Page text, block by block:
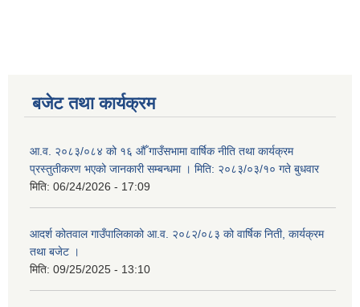
बजेट तथा कार्यक्रम
आ.व. २०८३/०८४ को १६ औँ गाउँसभामा वार्षिक नीति तथा कार्यक्रम
प्रस्तुतीकरण भएको जानकारी सम्बन्धमा । मिति: २०८३/०३/१० गते बुधवार
मिति: 06/24/2026 - 17:09
आदर्श कोतवाल गाउँपालिकाको आ.व. २०८२/०८३ को वार्षिक निती, कार्यक्रम
तथा बजेट ।
मिति: 09/25/2025 - 13:10